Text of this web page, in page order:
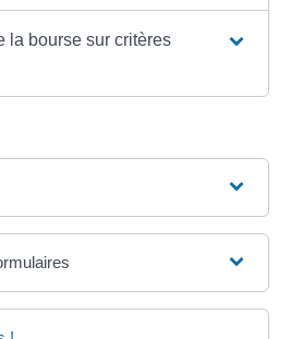
la bourse sur critères